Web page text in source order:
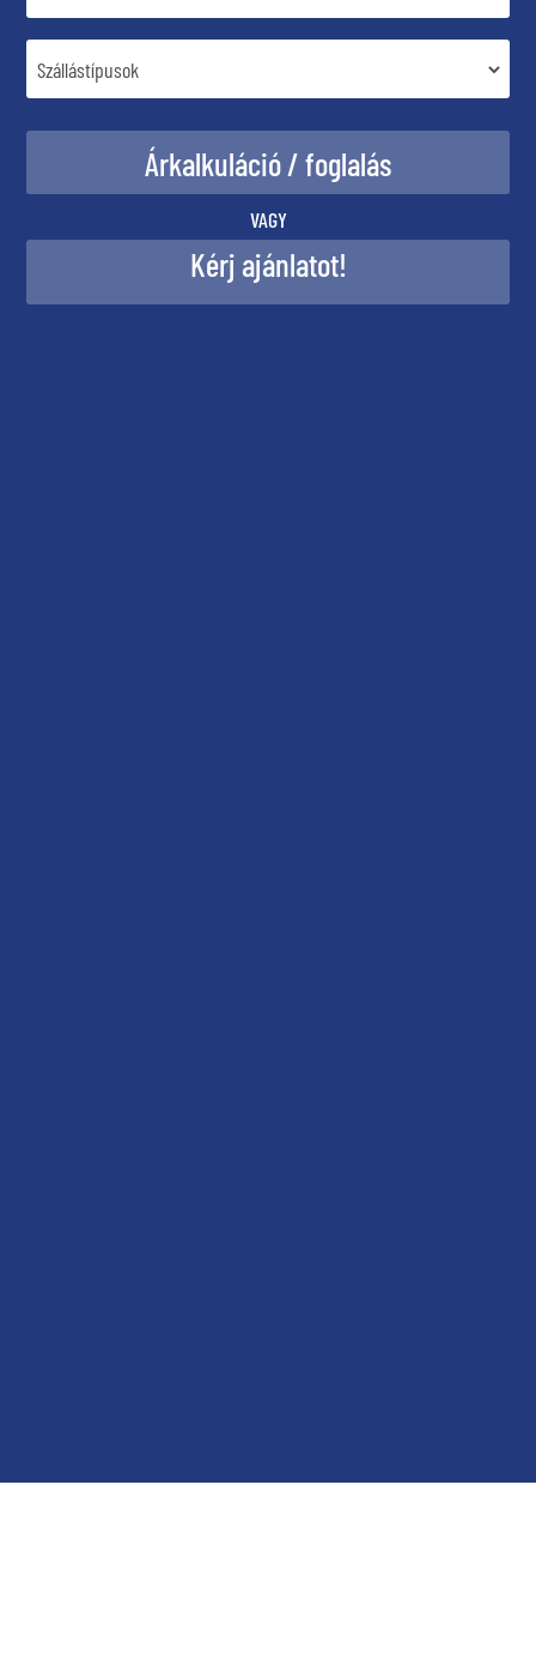
VAGY
Kérj ajánlatot!